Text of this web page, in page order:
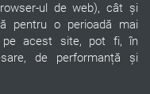
ul de web), cât și
pentru o perioadă mai
pe acest site, pot fi, în
de performanță și